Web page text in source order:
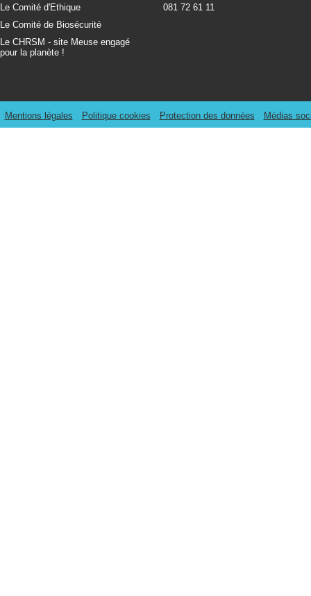
Le Comité d'Ethique
Le Comité de Biosécurité
Le CHRSM - site Meuse engagé
pour la planète !
081 72 61 11
Mentions légales Politique cookies Protection des données Médias